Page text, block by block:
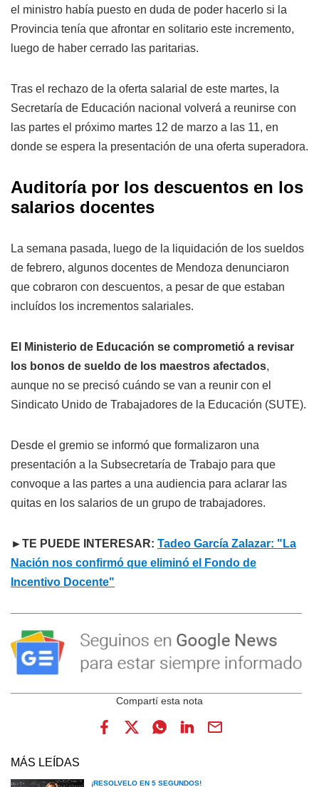
el ministro había puesto en duda de poder hacerlo si la
Provincia tenía que afrontar en solitario este incremento,
luego de haber cerrado las paritarias.
Tras el rechazo de la oferta salarial de este martes, la
Secretaría de Educación nacional volverá a reunirse con
las partes el próximo martes 12 de marzo a las 11, en
donde se espera la presentación de una oferta superadora.
Auditoría por los descuentos en los
salarios docentes
La semana pasada, luego de la liquidación de los sueldos
de febrero, algunos docentes de Mendoza denunciaron
que cobraron con descuentos, a pesar de que estaban
incluídos los incrementos salariales.
El Ministerio de Educación se comprometió a revisar
los bonos de sueldo de los maestros afectados,
aunque no se precisó cuándo se van a reunir con el
Sindicato Unido de Trabajadores de la Educación (SUTE).
Desde el gremio se informó que formalizaron una
presentación a la Subsecretaría de Trabajo para que
convoque a las partes a una audiencia para aclarar las
quitas en los salarios de un grupo de trabajadores.
►TE PUEDE INTERESAR: Tadeo García Zalazar: "La
Nación nos confirmó que eliminó el Fondo de
Incentivo Docente"
MÁS LEÍDAS
¡RESOLVELO EN 5 SEGUNDOS!